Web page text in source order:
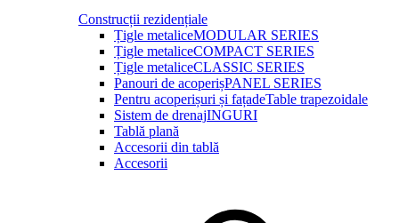
Construcții rezidențiale
Țigle metaliceMODULAR SERIES
Țigle metaliceCOMPACT SERIES
Țigle metaliceCLASSIC SERIES
Panouri de acoperișPANEL SERIES
Pentru acoperișuri și fațadeTable trapezoidale
Sistem de drenajINGURI
Tablă plană
Accesorii din tablă
Accesorii